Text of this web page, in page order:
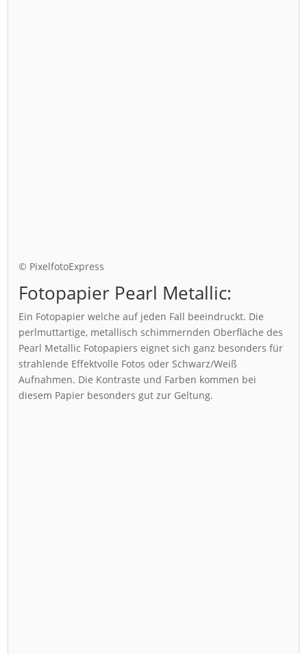
© PixelfotoExpress
Fotopapier Pearl Metallic:
Ein Fotopapier welche auf jeden Fall beeindruckt. Die
perlmuttartige, metallisch schimmernden Oberfläche des
Pearl Metallic Fotopapiers eignet sich ganz besonders für
strahlende Effektvolle Fotos oder Schwarz/Weiß
Aufnahmen. Die Kontraste und Farben kommen bei
diesem Papier besonders gut zur Geltung.